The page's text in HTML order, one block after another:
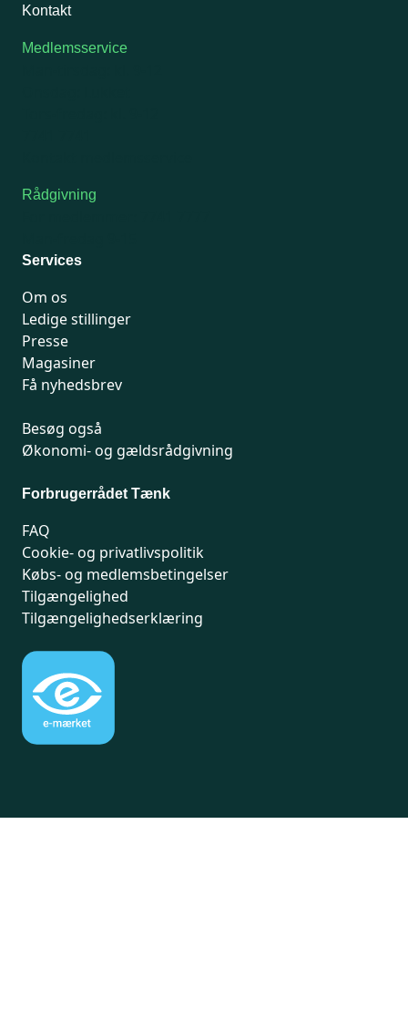
Kontakt
Medlemsservice
Rådgivning
Services
Om os
Ledige stillinger
Presse
Magasiner
Få nyhedsbrev
Besøg også
Økonomi- og gældsrådgivning
Forbrugerrådet Tænk
FAQ
Cookie- og privatlivspolitik
Købs- og medlemsbetingelser
Tilgængelighed
Tilgængelighedserklæring